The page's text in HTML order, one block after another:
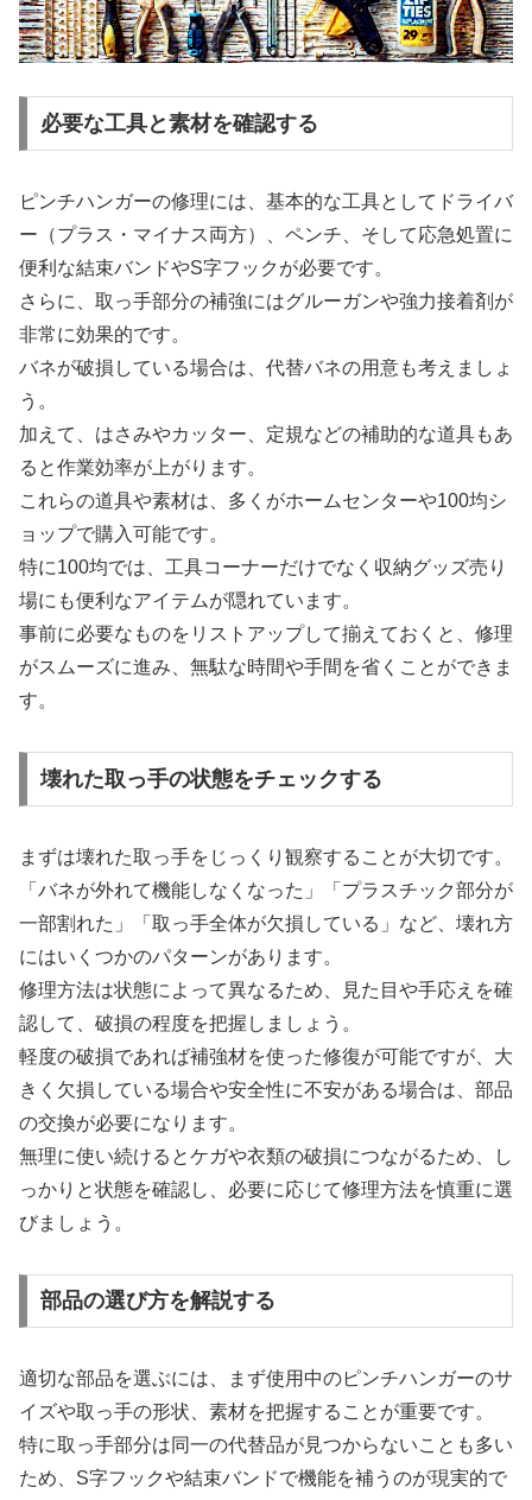
必要な工具と素材を確認する
ピンチハンガーの修理には、基本的な工具としてドライバ
ー（プラス・マイナス両方）、ペンチ、そして応急処置に
便利な結束バンドやS字フックが必要です。
さらに、取っ手部分の補強にはグルーガンや強力接着剤が
非常に効果的です。
バネが破損している場合は、代替バネの用意も考えましょ
う。
加えて、はさみやカッター、定規などの補助的な道具もあ
ると作業効率が上がります。
これらの道具や素材は、多くがホームセンターや100均シ
ョップで購入可能です。
特に100均では、工具コーナーだけでなく収納グッズ売り
場にも便利なアイテムが隠れています。
事前に必要なものをリストアップして揃えておくと、修理
がスムーズに進み、無駄な時間や手間を省くことができま
す。
壊れた取っ手の状態をチェックする
まずは壊れた取っ手をじっくり観察することが大切です。
「バネが外れて機能しなくなった」「プラスチック部分が
一部割れた」「取っ手全体が欠損している」など、壊れ方
にはいくつかのパターンがあります。
修理方法は状態によって異なるため、見た目や手応えを確
認して、破損の程度を把握しましょう。
軽度の破損であれば補強材を使った修復が可能ですが、大
きく欠損している場合や安全性に不安がある場合は、部品
の交換が必要になります。
無理に使い続けるとケガや衣類の破損につながるため、し
っかりと状態を確認し、必要に応じて修理方法を慎重に選
びましょう。
部品の選び方を解説する
適切な部品を選ぶには、まず使用中のピンチハンガーのサ
イズや取っ手の形状、素材を把握することが重要です。
特に取っ手部分は同一の代替品が見つからないことも多い
ため、S字フックや結束バンドで機能を補うのが現実的で